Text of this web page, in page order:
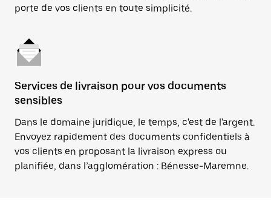
porte de vos clients en toute simplicité.
Services de livraison pour vos documents
sensibles
Dans le domaine juridique, le temps, c'est de l'argent.
Envoyez rapidement des documents confidentiels à
vos clients en proposant la livraison express ou
planifiée, dans l’agglomération : Bénesse-Maremne.